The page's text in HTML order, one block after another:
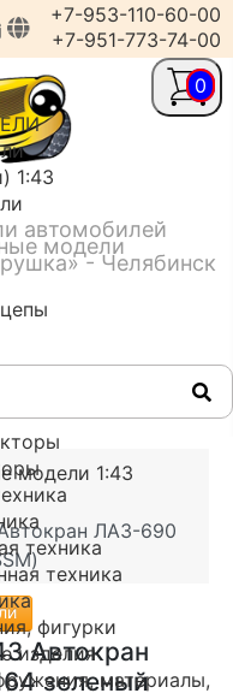
автомобилей
модели
- Челябинск
+7-953-110-60-00
+7-951-773-74-00
1:43
техника
техника
фигурки
изделия
материалы,
модели 1:43
ЛАЗ-690
Автокран
зеленый
0